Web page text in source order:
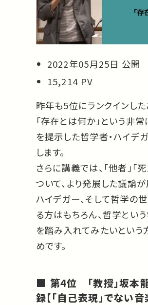
2022年05月25日 公開
15,214 PV
昨年も5位にランクインした
「存在とは何か」という非
を提示した哲学者・ハイデ
します。
さらに講義では、「他者」「
ついて、より発展した議論が
ハイデガー、そして哲学の
る方はもちろん、哲学とい
を踏み入れてみたいという
めです。
第4位 「教授」坂本
録【「自己表現」でない音